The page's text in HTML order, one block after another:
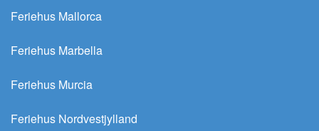
Feriehus Mallorca
Feriehus Marbella
Feriehus Murcia
Feriehus Nordvestjylland